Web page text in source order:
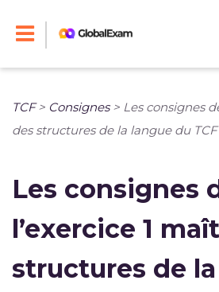
TCF> Consignes> Les consignes
des structures de la langue du TCF
Les consignes
l’exercice 1
structures de